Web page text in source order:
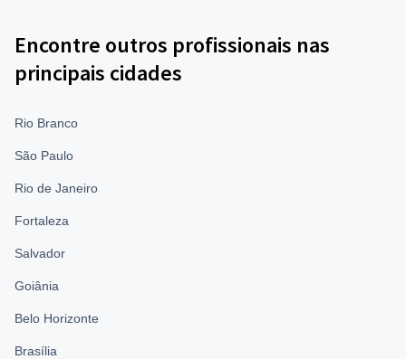
Encontre outros profissionais nas
principais cidades
Rio Branco
São Paulo
Rio de Janeiro
Fortaleza
Salvador
Goiânia
Belo Horizonte
Brasília